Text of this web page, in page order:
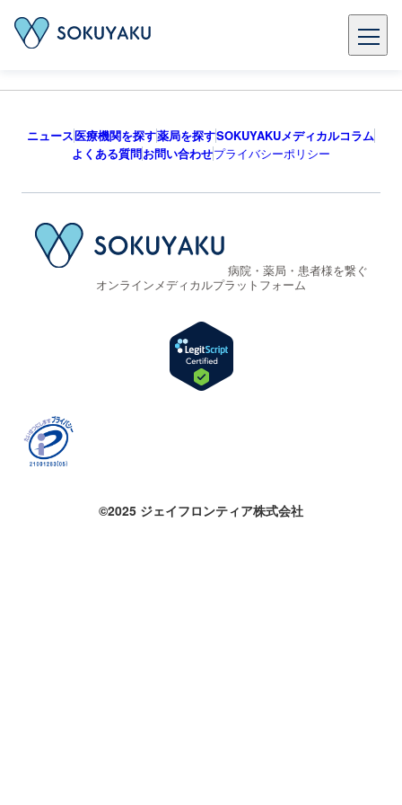
ニュース医療機関を探す薬局を探すSOKUYAKUメディカルコラム
よくある質問お問い合わせプライバシーポリシー
病院・薬局・患者様を繋ぐ
オンラインメディカルプラットフォーム
©2025 ジェイフロンティア株式会社